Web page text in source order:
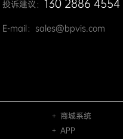
投诉建议： 130 2886 4554
E-mail：sales@bpvis.com
＋ 商城系统
＋ APP